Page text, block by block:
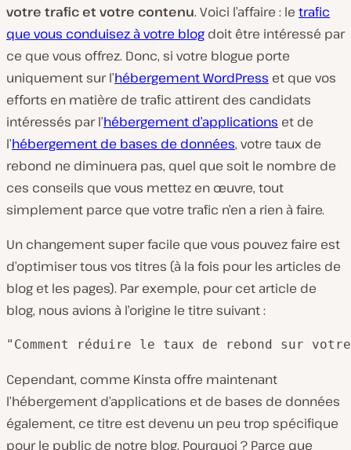
votre trafic et votre contenu. Voici l’affaire : le trafic
que vous conduisez à votre blog doit être intéressé par
ce que vous offrez. Donc, si votre blogue porte
uniquement sur l’hébergement WordPress et que vos
efforts en matière de trafic attirent des candidats
intéressés par l’hébergement d’applications et de
l’hébergement de bases de données, votre taux de
rebond ne diminuera pas, quel que soit le nombre de
ces conseils que vous mettez en œuvre, tout
simplement parce que votre trafic n’en a rien à faire.
Un changement super facile que vous pouvez faire est
d’optimiser tous vos titres (à la fois pour les articles de
blog et les pages). Par exemple, pour cet article de
blog, nous avions à l’origine le titre suivant :
"Comment réduire le taux de rebond sur
Cependant, comme Kinsta offre maintenant
l’hébergement d’applications et de bases de données
également, ce titre est devenu un peu trop spécifique
pour le public de notre blog. Pourquoi ? Parce que